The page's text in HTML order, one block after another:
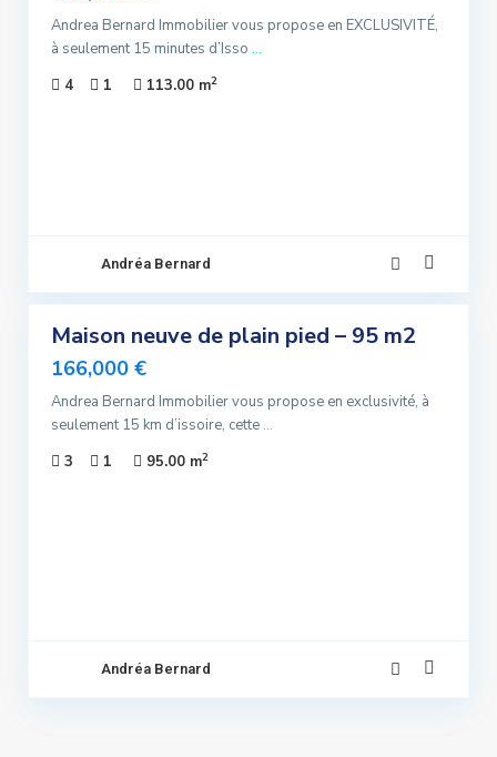
Andrea Bernard Immobilier vous propose en EXCLUSIVITÉ,
à seulement 15 minutes d’Isso ...
4
1 113.00 m2
Andréa Bernard
Maison neuve de plain pied – 95 m2
166,000 €
Andrea Bernard Immobilier vous propose en exclusivité, à
seulement 15 km d’issoire, cette...
3
1 95.00 m2
Andréa Bernard